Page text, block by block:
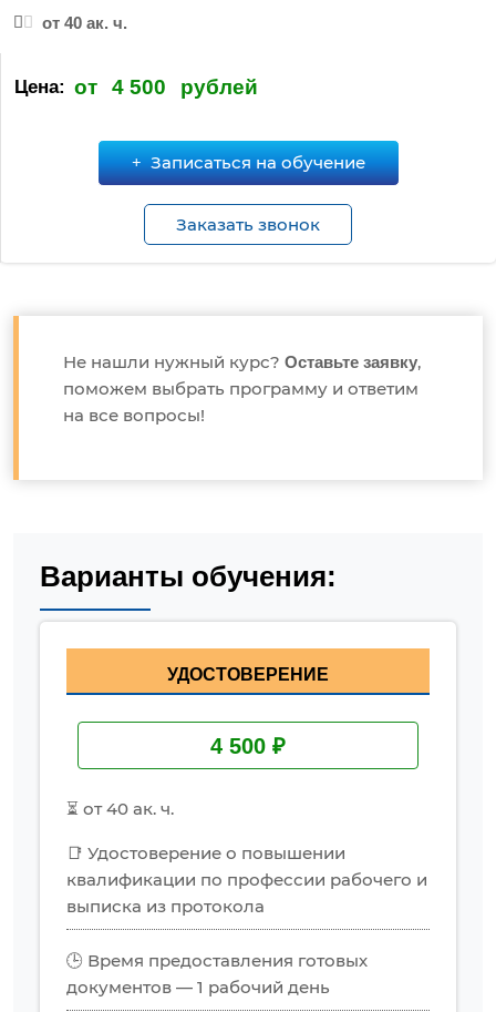
от 40 ак. ч.
Цена: от 4 500 рублей
Записаться на обучение
Заказать звонок
Не нашли нужный курс? Оставьте заявку,
поможем выбрать программу и ответим
на все вопросы!
Варианты обучения:
УДОСТОВЕРЕНИЕ
4 500 ₽
⏳ от 40 ак. ч.
📑 Удостоверение о повышении
квалификации по профессии рабочего и
выписка из протокола
🕒 Время предоставления готовых
документов — 1 рабочий день